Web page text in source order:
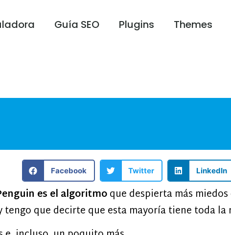
Guía SEO Plugins Themes
Facebook Twitter LinkedIn
es el algoritmoque despierta más
que decirte que esta mayoría tiene toda la